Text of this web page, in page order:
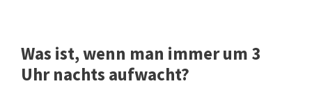
Was ist, wenn man immer um 3
Uhr nachts aufwacht?